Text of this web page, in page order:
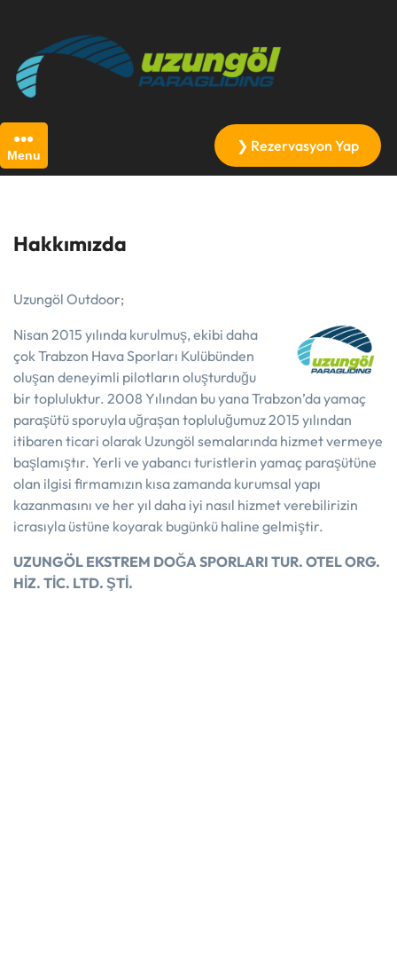
content
Menu
❯ Rezervasyon Yap
Hakkımızda
Uzungöl Outdoor;
Nisan 2015 yılında kurulmuş, ekibi daha
çok Trabzon Hava Sporları Kulübünden
oluşan deneyimli pilotların oluşturduğu
bir topluluktur. 2008 Yılından bu yana Trabzon’da yamaç
paraşütü sporuyla uğraşan topluluğumuz 2015 yılından
itibaren ticari olarak Uzungöl semalarında hizmet vermeye
başlamıştır. Yerli ve yabancı turistlerin yamaç paraşütüne
olan ilgisi firmamızın kısa zamanda kurumsal yapı
kazanmasını ve her yıl daha iyi nasıl hizmet verebilirizin
icrasıyla üstüne koyarak bugünkü haline gelmiştir.
UZUNGÖL EKSTREM DOĞA SPORLARI TUR. OTEL ORG.
HİZ. TİC. LTD. ŞTİ.